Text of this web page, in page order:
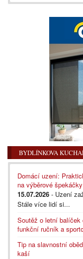
BYDLÍNKOVA
Domácí uzení:
na výběrové špekáčky
15.07.2026 - Uzení
Stále více lidí si...
Soutěž o letní
funkční ručník a
Tip na slavnostní
kaší